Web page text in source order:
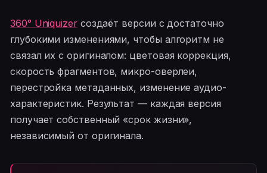
360° Uniquizerсоздаёт версии с достаточно
глубокими изменениями, чтобы алгоритм не
связал их с оригиналом: цветовая коррекция,
скорость фрагментов, микро-оверлеи,
перестройка метаданных, изменение аудио-
характеристик. Результат — каждая версия
получает собственный «срок жизни»,
независимый от оригинала.